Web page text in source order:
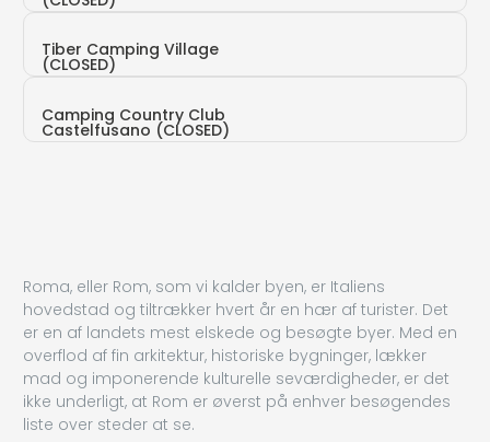
Tiber Camping Village
(CLOSED)
Camping Country Club
Castelfusano (CLOSED)
Roma, eller Rom, som vi kalder byen, er Italiens
hovedstad og tiltrækker hvert år en hær af turister. Det
er en af landets mest elskede og besøgte byer. Med en
overflod af fin arkitektur, historiske bygninger, lækker
mad og imponerende kulturelle seværdigheder, er det
ikke underligt, at Rom er øverst på enhver besøgendes
liste over steder at se.